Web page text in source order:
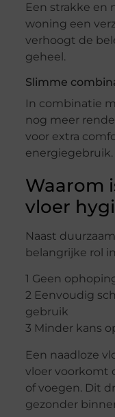
Een strakke en
woning een
verhoogt de
geheel.
Slimme
In combinatie
nog meer
voor extra
energiegebruik.
Waarom
vloer
Naast
belangrijke rol
1 Geen
2 Eenvoudig
gebruik
3 Minder kans
Een naadloze
vloer voorkomt
of voegen. Dit
gezonder